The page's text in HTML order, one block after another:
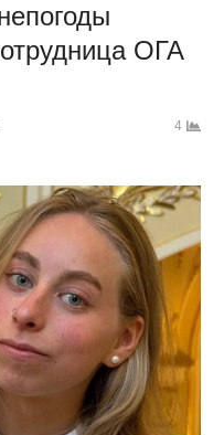
ОГА
4